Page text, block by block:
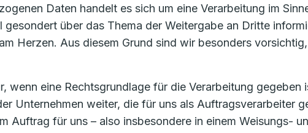
Daten handelt es sich um eine Verarbeitung im
über das Thema der Weitergabe an Dritte
Herzen. Aus diesem Grund sind wir besonders
wenn eine Rechtsgrundlage für die Verarbeitung gegeben
Unternehmen weiter, die für uns als Auftragsverarbeiter
Auftrag für uns – also insbesondere in einem Weisungs-